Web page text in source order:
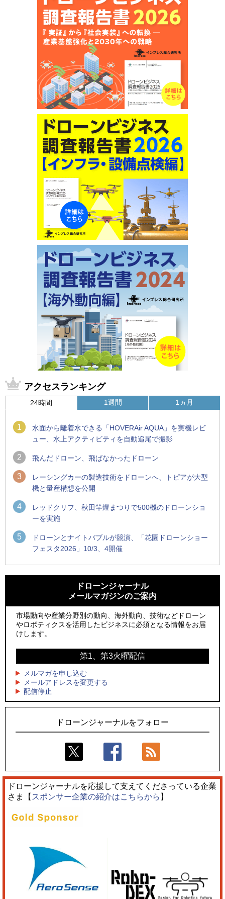
アクセスランキング
24時間
1
水面から離着水できる「HOVERAir AQUA」を実機レビ
ュー、水上アクティビティを自動追尾で撮影
2 飛んだドローン、飛ばなかったドローン
3
レーシングカーの製造技術をドローンへ、トピアが大型
機と量産構想を公開
4
レッドクリフ、秋田竿燈まつりで500機のドローンショ
ーを実施
5
ドローンとナイトバブルが競演、「花園ドローンショー
フェスタ2026」10/3、4開催
1週間
ーンが採択、国産機で量産調達を目指す
飛んだドローン、飛ばなかったドローン
ドローンとナイトバブルが競演、「花園ドローンショーフェ
スタ2026」10/3、4開催
水面から離着水できる「HOVERAir AQUA」を実機レビュー、
水上アクティビティを自動追尾で撮影
レーシングカーの製造技術をドローンへ、トピアが大型機と
量産構想を公開
1ヵ月
ン」とドローンショーによる新演出を実施
防衛装備庁「迎撃ドローン早期取得プログラム」にテラドロ
ーンが採択、国産機で量産調達を目指す
サザンビーチちがさき花火大会で「復活の花火」打ち上げ、
ロボデックス、2時間超の飛行を目指す新型水素燃料電池ドロ
ーンを公開
防衛だけではない、測量から屋内点検まで展開するテラドロ
ーンのソリューション
ドローンジャーナル
メールマガジンのご案内
市場動向や産業分野別の動向、海外動向、技術などドローン
やロボティクスを活用したビジネスに必須となる情報をお届
けします。
第1、第3火曜配信
メルマガを申し込む
メールアドレスを変更する
配信停止
ドローンジャーナルをフォロー
ドローンジャーナルを応援して支えてくださっている企業
さま【 スポンサー企業の紹介はこちらから 】